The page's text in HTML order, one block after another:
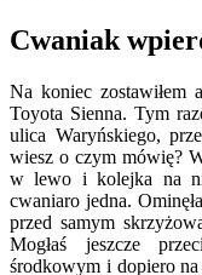
Cwaniak
Na koniec zostawiłem
Toyota Sienna. Tym
ulica Waryńskiego,
wiesz o czym mówię?
w lewo i kolejka na
cwaniaro jedna.
przed samym
Mogłaś jeszcze
środkowym i dopiero